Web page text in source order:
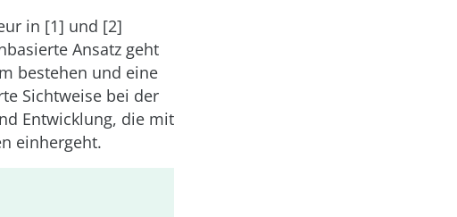
in [1] und [2]
Ansatz geht
bestehen und eine
Sichtweise bei der
Entwicklung, die mit
einhergeht.